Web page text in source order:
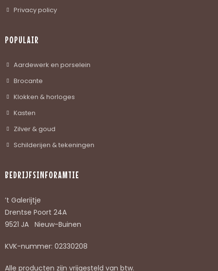
Privacy policy
POPULAIR
Aardewerk en porselein
Brocante
Klokken & horloges
Kasten
Zilver & goud
Schilderijen & tekeningen
BEDRIJFSINFORAMTIE
’t Galerijtje
Drentse Poort 24A
9521 JA Nieuw-Buinen
KVK-nummer: 02330208
Alle producten zijn vrijgesteld van btw.